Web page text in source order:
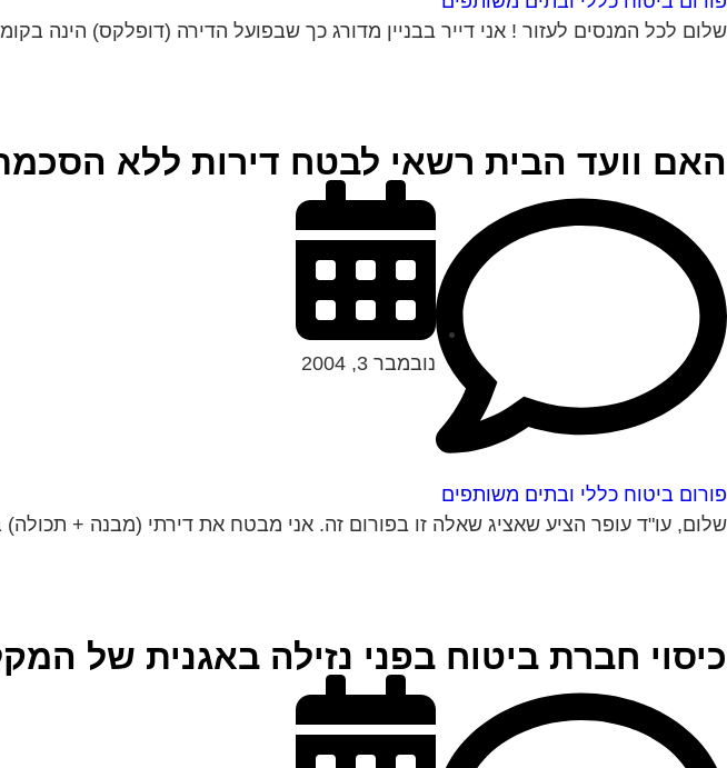
שלום לכל המנסים לעזור ! אני דייר בבניין מדורג כך שבפועל הדירה (דופלקס) הינה בקומה שלישית ורביעית
האם וועד הבית רשאי לבטח דירות ללא
פורום ביטוח כללי ובתים משותפים
נובמבר 3, 2004
שלום, עו"ד עופר הציע שאציג שאלה זו בפורום זה. אני מבטח את דירתי (מבנה + תכולה)
כיסוי חברת ביטוח בפני נזילה באגנית של